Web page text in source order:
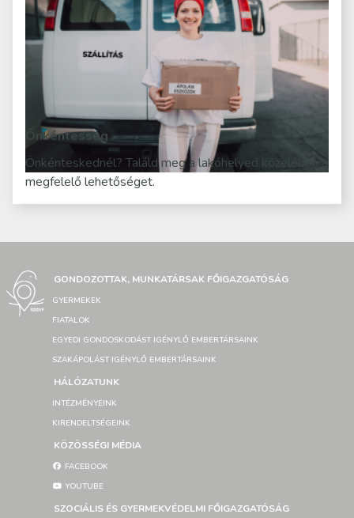
Önkéntesség
Önkénteskednél? Találd meg a lakóhelyed közelében a
megfelelő lehetőséget.
GONDOZOTTAK, MUNKATÁRSAK FŐIGAZGATÓSÁG
GYERMEKEK
FIATALOK
EGYEDI GONDOSKODÁST IGÉNYLŐ EMBERTÁRSAINK
SZAKÁPOLÁST IGÉNYLŐ EMBERTÁRSAINK
HÁLÓZATUNK
INTÉZMÉNYEINK
KIRENDELTSÉGEINK
KÖZÖSSÉGI MÉDIA
FACEBOOK
YOUTUBE
SZOCIÁLIS ÉS GYERMEKVÉDELMI FŐIGAZGATÓSÁG